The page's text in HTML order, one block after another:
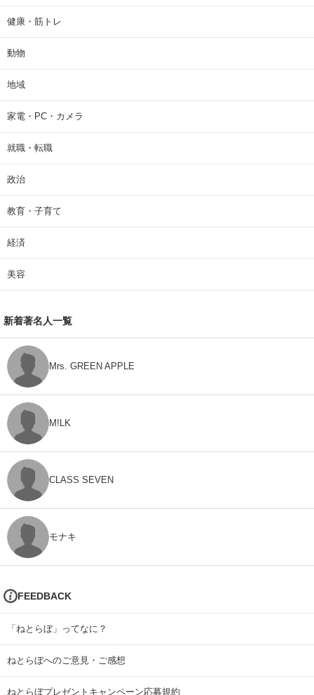
健康・筋トレ
動物
地域
家電・PC・カメラ
就職・転職
政治
教育・子育て
経済
美容
新着著名人一覧
Mrs. GREEN APPLE
M!LK
CLASS SEVEN
モナキ
FEEDBACK
「ねとらぼ」ってなに？
ねとらぼへのご意見・ご感想
ねとらぼプレゼントキャンペーン応募規約